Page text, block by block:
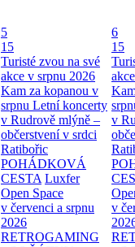
5
15
Turisté zvou na své
akce v srpnu 2026
Kam za kopanou v
srpnu Letní koncerty
v Rudrově mlýně –
občerstvení v srdci
Ratibořic
POHÁDKOVÁ
CESTA Luxfer
Open Space
v červenci a srpnu
2026
RETROGAMING
6
15
v
v